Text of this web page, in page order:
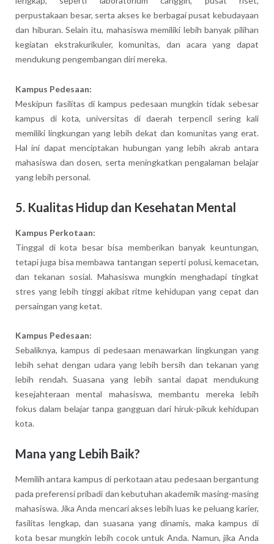
perpustakaan besar, serta akses ke berbagai pusat kebudayaan
dan hiburan. Selain itu, mahasiswa memiliki lebih banyak pilihan
kegiatan ekstrakurikuler, komunitas, dan acara yang dapat
mendukung pengembangan diri mereka.
Kampus Pedesaan:
Meskipun fasilitas di kampus pedesaan mungkin tidak sebesar
kampus di kota, universitas di daerah terpencil sering kali
memiliki lingkungan yang lebih dekat dan komunitas yang erat.
Hal ini dapat menciptakan hubungan yang lebih akrab antara
mahasiswa dan dosen, serta meningkatkan pengalaman belajar
yang lebih personal.
5. Kualitas Hidup dan Kesehatan Mental
Kampus Perkotaan:
Tinggal di kota besar bisa memberikan banyak keuntungan,
tetapi juga bisa membawa tantangan seperti polusi, kemacetan,
dan tekanan sosial. Mahasiswa mungkin menghadapi tingkat
stres yang lebih tinggi akibat ritme kehidupan yang cepat dan
persaingan yang ketat.
Kampus Pedesaan:
Sebaliknya, kampus di pedesaan menawarkan lingkungan yang
lebih sehat dengan udara yang lebih bersih dan tekanan yang
lebih rendah. Suasana yang lebih santai dapat mendukung
kesejahteraan mental mahasiswa, membantu mereka lebih
fokus dalam belajar tanpa gangguan dari hiruk-pikuk kehidupan
kota.
Mana yang Lebih Baik?
Memilih antara kampus di perkotaan atau pedesaan bergantung
pada preferensi pribadi dan kebutuhan akademik masing-masing
mahasiswa. Jika Anda mencari akses lebih luas ke peluang karier,
fasilitas lengkap, dan suasana yang dinamis, maka kampus di
kota besar mungkin lebih cocok untuk Anda. Namun, jika Anda